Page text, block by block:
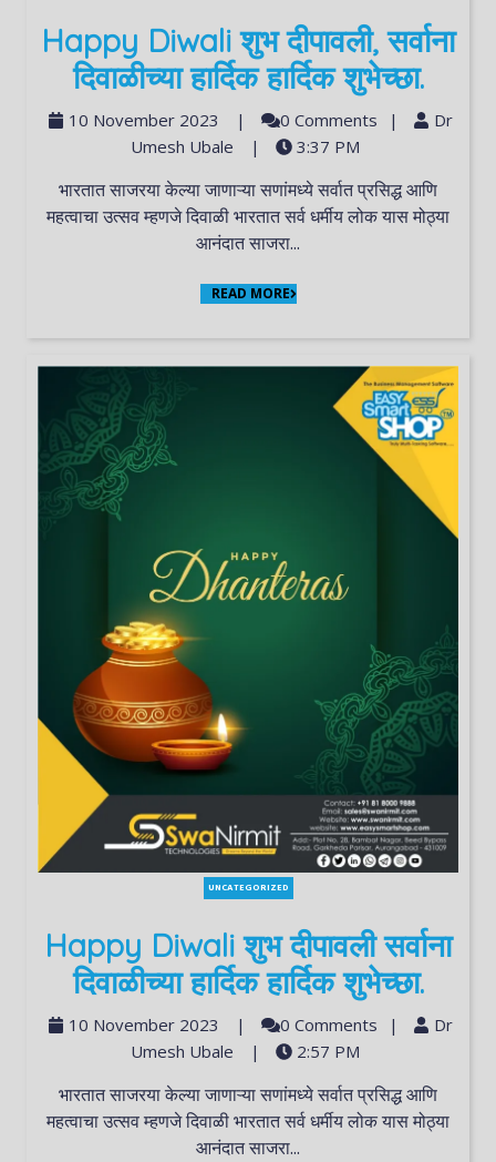
Happy Diwali शुभ दीपावली, सर्वाना
दिवाळीच्या हार्दिक हार्दिक शुभेच्छा.
10 November 2023 | 0 Comments |
Dr
Umesh Ubale
| 3:37 PM
भारतात साजरया केल्या जाणाऱ्या सणांमध्ये सर्वात प्रसिद्ध आणि
महत्वाचा उत्सव म्हणजे दिवाळी भारतात सर्व धर्मीय लोक यास मोठ्या
आनंदात साजरा...
READ MORE
UNCATEGORIZED
Happy Diwali शुभ दीपावली सर्वाना
दिवाळीच्या हार्दिक हार्दिक शुभेच्छा.
10 November 2023 | 0 Comments |
Dr
Umesh Ubale
| 2:57 PM
भारतात साजरया केल्या जाणाऱ्या सणांमध्ये सर्वात प्रसिद्ध आणि
महत्वाचा उत्सव म्हणजे दिवाळी भारतात सर्व धर्मीय लोक यास मोठ्या
आनंदात साजरा...